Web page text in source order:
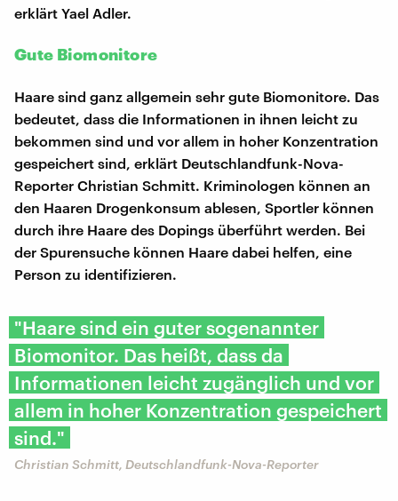
erklärt Yael Adler.
Gute Biomonitore
Haare sind ganz allgemein sehr gute Biomonitore. Das
bedeutet, dass die Informationen in ihnen leicht zu
bekommen sind und vor allem in hoher Konzentration
gespeichert sind, erklärt Deutschlandfunk-Nova-
Reporter Christian Schmitt. Kriminologen können an
den Haaren Drogenkonsum ablesen, Sportler können
durch ihre Haare des Dopings überführt werden. Bei
der Spurensuche können Haare dabei helfen, eine
Person zu identifizieren.
"Haare sind ein guter sogenannter
Biomonitor. Das heißt, dass da
Informationen leicht zugänglich und vor
allem in hoher Konzentration gespeichert
sind."
Christian Schmitt, Deutschlandfunk-Nova-Reporter